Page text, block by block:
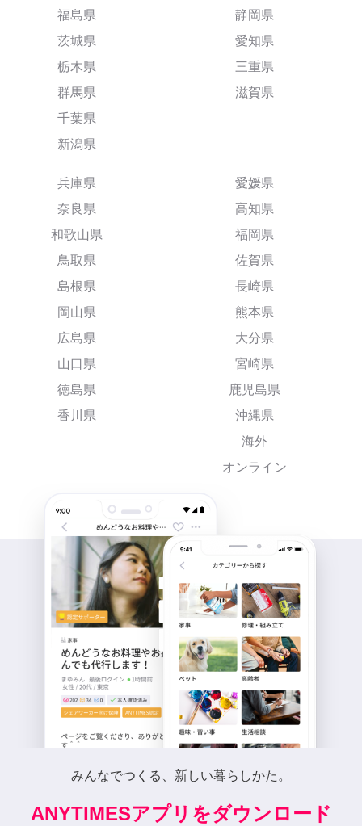
福島県
茨城県
栃木県
群馬県
千葉県
新潟県
静岡県
愛知県
三重県
滋賀県
兵庫県
奈良県
和歌山県
鳥取県
島根県
岡山県
広島県
山口県
徳島県
香川県
愛媛県
高知県
福岡県
佐賀県
長崎県
熊本県
大分県
宮崎県
鹿児島県
沖縄県
海外
オンライン
みんなでつくる、新しい暮らしかた。
ANYTIMESアプリをダウンロード